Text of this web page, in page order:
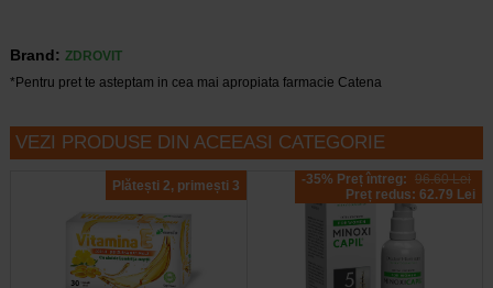
Brand: ZDROVIT
*Pentru pret te asteptam in cea mai apropiata farmacie Catena
VEZI PRODUSE DIN ACEEASI CATEGORIE
Plătești 2, primești 3 -35% Preț întreg: 96.60 Lei
Preț redus: 62.79 Lei